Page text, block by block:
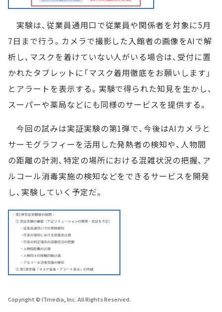
実験は、従業員通用口で従業員や関係者を対象に5月
7日まで行う。カメラで撮影した入館者の画像をAIで解
析し、マスクを着けていない人がいる場合は、受付に置
かれたタブレットに「マスク着用徹底をお願いします」
とアラートを表示する。実験で得られた知見を生かし、
スーパーや薬局などにも同様のサービスを提供する。
今回の試みは実証実験の第1弾で、今後はAIカメラと
サーモグラフィーを活用した発熱者の検知や、人物間
の距離の計測、特定の場所における混雑状況の把握、ア
ルコール消毒実施の検知などをできるサービスを開発
し、実験していく予定だ。
Copyright © ITmedia, Inc. All Rights Reserved.